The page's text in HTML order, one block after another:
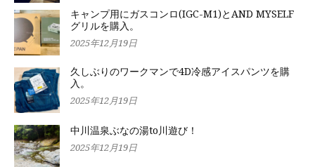
キャンプ用にガスコンロ(IGC-M1)とAND MYSELF
グリルを購入。
2025年12月19日
久しぶりのワークマンで4D冷感アイスパンツを購
入。
2025年12月19日
中川温泉ぶなの湯to川遊び！
2025年12月19日